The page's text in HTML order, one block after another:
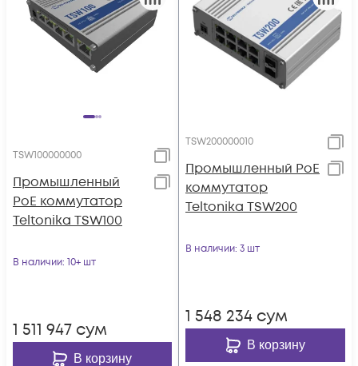
Фиксированные коммутаторы
TSW100000000
Промышленный
PoE коммутатор
Teltonika TSW100
В наличии: 10+ шт
1 511 947 сум
В корзину
TSW200000010
Промышленный PoE
коммутатор
Teltonika TSW200
В наличии: 3 шт
1 548 234 сум
В корзину